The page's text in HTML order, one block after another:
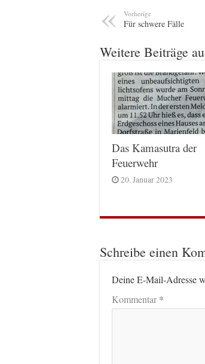
Vorherige
Für schwere Fälle
Weitere Beiträge
Das Kamasutra der
Feuerwehr
20. Januar 2023
Schreibe einen
Deine E-Mail-Adresse
Kommentar*